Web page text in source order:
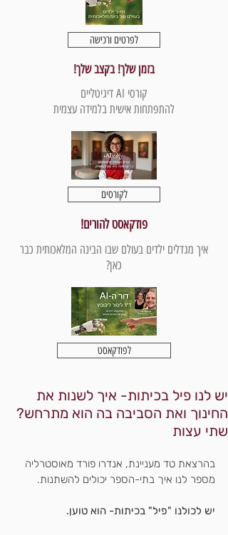
לפרטים ורכישה
בזמן שלך! בקצב שלך!
קורסי AI דיגיטליים
להתפתחות אישית בלמידה עצמית
לקורסים
פודקאסט להורים!
איך מגדלים ילדים בעולם שבו הבינה המלאכותית כבר
כאן?
לפודקאסט
יש לנו פיל בכיתות- איך לשנות את
החינוך ואת הסביבה בה הוא מתרחש?
שתי עצות
בהרצאת טד מעניינת, אנדרו פורד מאוסטרליה
מספר לנו איך בתי-הספר יכולים להשתנות.
יש לכולנו "פיל" בכיתות- הוא טוען.